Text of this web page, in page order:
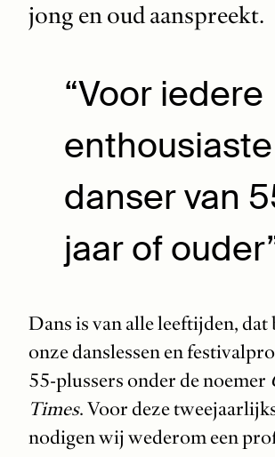
jong en oud aanspreekt.
“Voor iedere
enthousiaste
danser van
jaar of
Dans is van alle leeftijden,
onze danslessen en
55-plussers onder de noemer
Times. Voor deze
nodigen wij wederom een